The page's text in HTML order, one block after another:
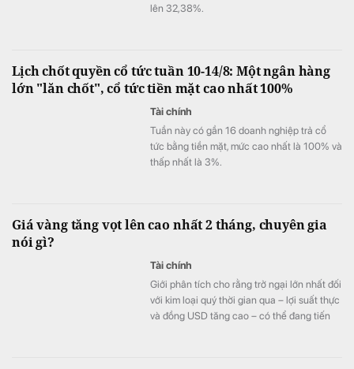
lên 32,38%.
Lịch chốt quyền cổ tức tuần 10-14/8: Một ngân hàng
lớn "lăn chốt", cổ tức tiền mặt cao nhất 100%
Tài chính
Tuần này có gần 16 doanh nghiệp trả cổ
tức bằng tiền mặt, mức cao nhất là 100% và
thấp nhất là 3%.
Giá vàng tăng vọt lên cao nhất 2 tháng, chuyên gia
nói gì?
Tài chính
Giới phân tích cho rằng trở ngại lớn nhất đối
với kim loại quý thời gian qua – lợi suất thực
và đồng USD tăng cao – có thể đang tiến